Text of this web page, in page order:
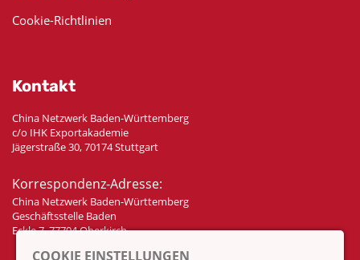
Cookie-Richtlinien
Kontakt
China Netzwerk Baden-Württemberg
c/o IHK Exportakademie
Jägerstraße 30, 70174 Stuttgart
Korrespondenz-Adresse:
China Netzwerk Baden-Württemberg
Geschäftsstelle Baden
Eckle 7, 77704 Oberkirch
COOKIE EINSTELLUNGEN